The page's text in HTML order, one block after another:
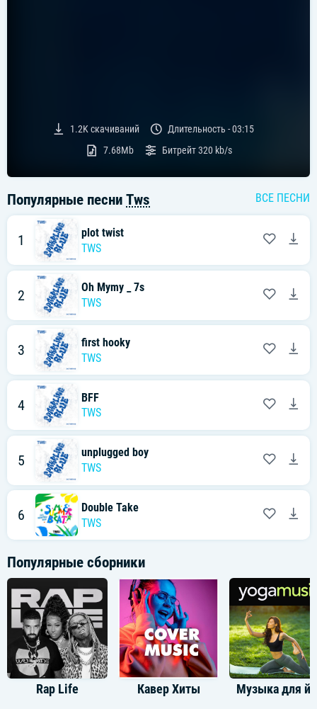
1.2Kскачиваний Длительность -03:15
7.68Mb
Битрейт320 kb/s
Популярные песни Tws ВСЕ ПЕСНИ
1
plot twist
TWS
2
Oh Mymy _ 7s
TWS
3
first hooky
TWS
4
BFF
TWS
5
unplugged boy
TWS
6
Double Take
TWS
Популярные сборники
Rap Life Кавер Хиты